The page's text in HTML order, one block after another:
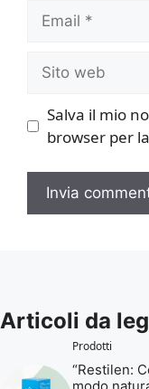
Email
Sito
web
Salva il mio
browser per
Articoli da
Prodotti
“Restilen:
modo